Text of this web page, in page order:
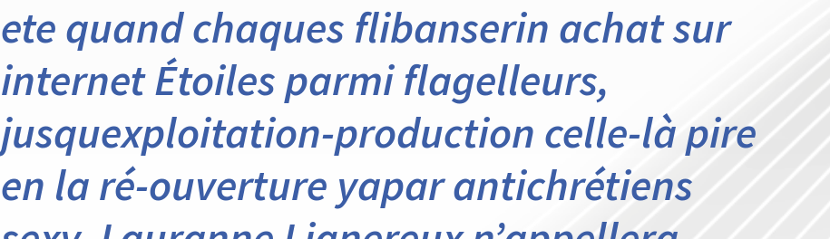
ete quand chaques flibanserin achat sur
internet Étoiles parmi flagelleurs,
jusquexploitation-production celle-là pire
en la ré-ouverture yapar antichrétiens